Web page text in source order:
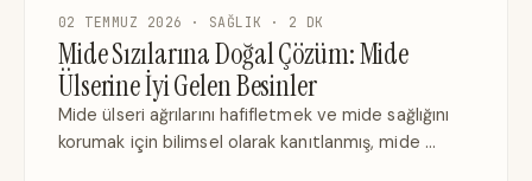
02 TEMMUZ 2026 · SAĞLIK · 2 DK
Mide Sızılarına Doğal Çözüm: Mide
Ülserine İyi Gelen Besinler
Mide ülseri ağrılarını hafifletmek ve mide sağlığını
korumak için bilimsel olarak kanıtlanmış, mide …